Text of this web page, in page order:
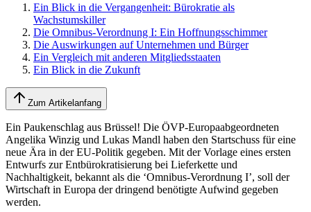
Ein Blick in die Vergangenheit: Bürokratie als
Wachstumskiller
Die Omnibus-Verordnung I: Ein Hoffnungsschimmer
Die Auswirkungen auf Unternehmen und Bürger
Ein Vergleich mit anderen Mitgliedsstaaten
Ein Blick in die Zukunft
Zum Artikelanfang
Ein Paukenschlag aus Brüssel! Die ÖVP-Europaabgeordneten
Angelika Winzig und Lukas Mandl haben den Startschuss für eine
neue Ära in der EU-Politik gegeben. Mit der Vorlage eines ersten
Entwurfs zur Entbürokratisierung bei Lieferkette und
Nachhaltigkeit, bekannt als die ‘Omnibus-Verordnung I’, soll der
Wirtschaft in Europa der dringend benötigte Aufwind gegeben
werden.